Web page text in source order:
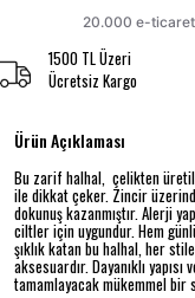
1500 TL Üzeri
Ücretsiz Kargo
Ürün Açıklaması
Bu zarif halhal, çelikten
ile dikkat çeker. Zincir
dokunuş kazanmıştır. Alerji
ciltler için uygundur. Hem
şıklık katan bu halhal, her
aksesuardır. Dayanıklı
tamamlayacak mükemmel bir